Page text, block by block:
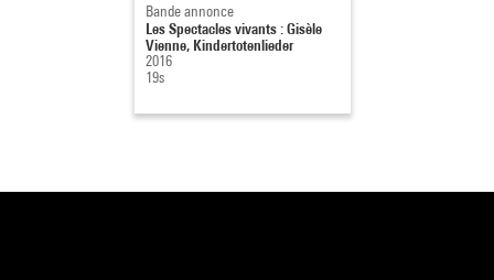
Bande annonce
Les Spectacles vivants : Gisèle
Vienne, Kindertotenlieder
2016
19s